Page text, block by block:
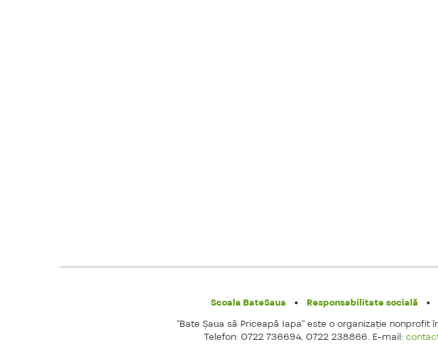
Scoala BateSaua Responsabilitate socială
"Bate Şaua să Priceapă Iapa" este o organizaţie nonprofit
Telefon: 0722 736694, 0722 238866. E-mail: